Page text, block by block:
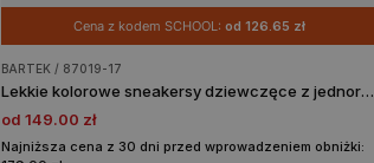
Cena z kodem SCHOOL:od 126.65 zł
BARTEK / 87019-17
Lekkie kolorowe sneakersy dziewczęce z jednorożcem BARTEK 87019-17
od 149.00 zł
Najniższa cena z 30 dni przed wprowadzeniem obniżki: